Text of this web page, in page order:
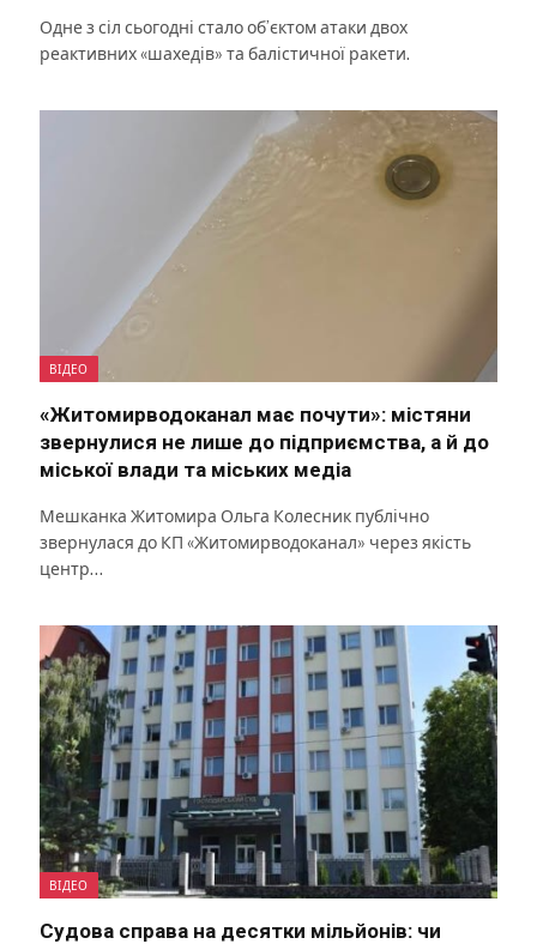
Одне з сіл сьогодні стало об’єктом атаки двох
реактивних «шахедів» та балістичної ракети.
ВІДЕО
«Житомирводоканал має почути»: містяни
звернулися не лише до підприємства, а й до
міської влади та міських медіа
Мешканка Житомира Ольга Колесник публічно
звернулася до КП «Житомирводоканал» через якість
центр…
ВІДЕО
Судова справа на десятки мільйонів: чи